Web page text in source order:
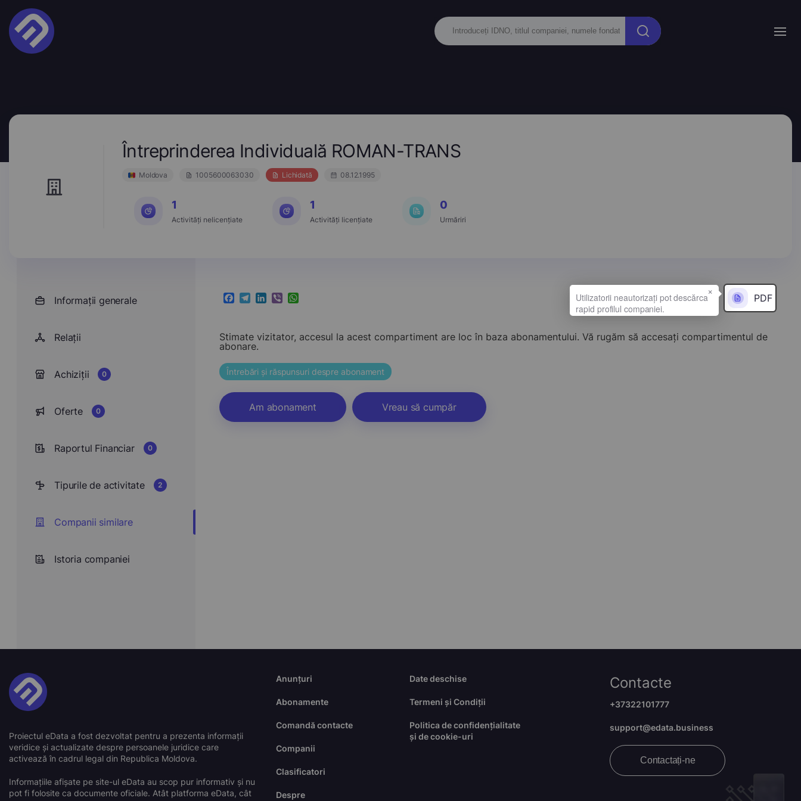
Întreprinderea Individuală ROMAN-TRANS
Moldova 1005600063030 Lichidată 08.12.1995
1
Activități nelicențiate
1
Activități licențiate
0
Urmăriri
Informații generale
Relații
Achiziții 0
Oferte 0
Raportul Financiar 0
Tipurile de activitate 2
Companii similare
Istoria companiei
Facebook
Telegram
LinkedIn
ViberWhatsApp PDF
Stimate vizitator, accesul la acest compartiment are loc în baza abonamentului. Vă rugăm să accesați compartimentul de
abonare.
Întrebări și răspunsuri despre abonament
Am abonament Vreau să cumpăr
Proiectul eData a fost dezvoltat pentru a prezenta informații
veridice și actualizate despre persoanele juridice care
activează în cadrul legal din Republica Moldova.
Informațiile afișate pe site-ul eData au scop pur informativ și nu
pot fi folosite ca documente oficiale. Atât platforma eData, cât
Anunțuri
Abonamente
Comandă contacte
Companii
Clasificatori
Despre
Date deschise
Termeni și Condiții
Politica de confidențialitate
și de cookie-uri
Contacte
+37322101777
support@edata.business
Contactați-ne
×